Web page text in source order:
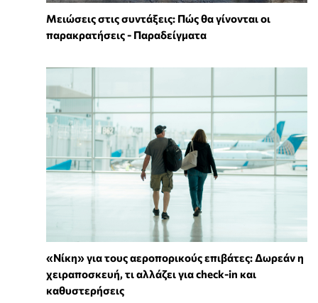
Μειώσεις στις συντάξεις: Πώς θα γίνονται οι
παρακρατήσεις - Παραδείγματα
«Νίκη» για τους αεροπορικούς επιβάτες: Δωρεάν η
χειραποσκευή, τι αλλάζει για check-in και
καθυστερήσεις